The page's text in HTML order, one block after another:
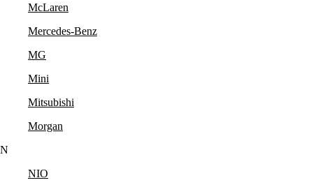
McLaren
Mercedes-Benz
MG
Mini
Mitsubishi
Morgan
N
NIO